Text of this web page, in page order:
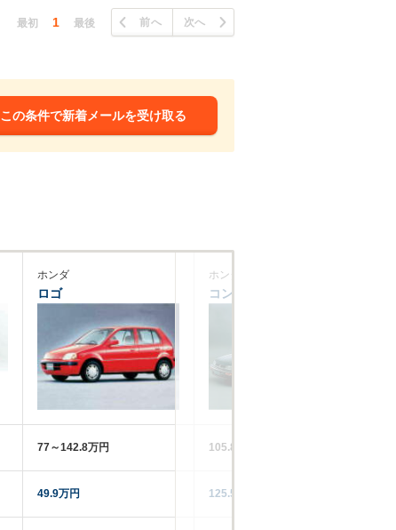
最初 1 最後 前へ 次へ
この条件で新着メールを受け取る
ホンダ
ロゴ
77～142.8万円
49.9万円
ホンダ
コンチェルト
105.8～221万円
125.5万円